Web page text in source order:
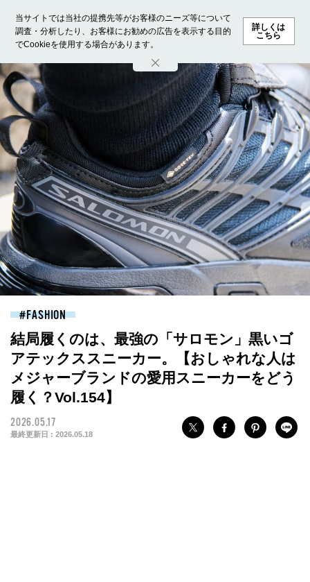
当サイトでは当社の提携先等がお客様のニーズ等について
調査・分析したり、お客様にお勧めの広告を表示する目的
でCookieを使用する場合があります。
詳しくは
こちら
ホーム モデル募集 ランキング ファッション ビューテ
FASHION
結局履くのは、最強の「サロモン」黒いゴ
アテックススニーカー。【おしゃれな人は
メジャーブランドの愛用スニーカーをどう
履く？Vol.154】
2026.05.17
最終更新日 : 2026.05.18